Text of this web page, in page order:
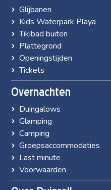
Glijbanen
Kids Waterpark Playa
Tikibad buiten
Plattegrond
Openingstijden
Tickets
Overnachten
Duingalows
Glamping
Camping
Groepsaccommodaties
Last minute
Voorwaarden